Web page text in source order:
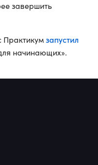
завершить
Практикумзапустил
начинающих».